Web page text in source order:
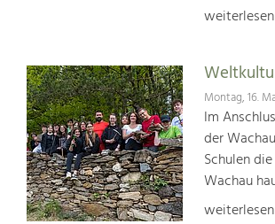
Montag, 16.
Im
der
Schulen
Wachau